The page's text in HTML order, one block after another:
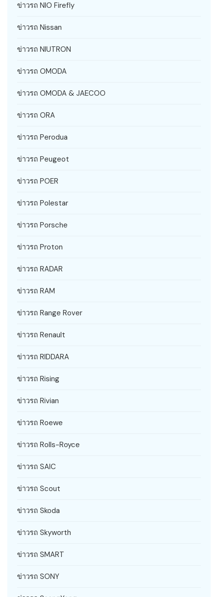
ข่าวรถ NIO Firefly
ข่าวรถ Nissan
ข่าวรถ NIUTRON
ข่าวรถ OMODA
ข่าวรถ OMODA & JAECOO
ข่าวรถ ORA
ข่าวรถ Perodua
ข่าวรถ Peugeot
ข่าวรถ POER
ข่าวรถ Polestar
ข่าวรถ Porsche
ข่าวรถ Proton
ข่าวรถ RADAR
ข่าวรถ RAM
ข่าวรถ Range Rover
ข่าวรถ Renault
ข่าวรถ RIDDARA
ข่าวรถ Rising
ข่าวรถ Rivian
ข่าวรถ Roewe
ข่าวรถ Rolls-Royce
ข่าวรถ SAIC
ข่าวรถ Scout
ข่าวรถ Skoda
ข่าวรถ Skyworth
ข่าวรถ SMART
ข่าวรถ SONY